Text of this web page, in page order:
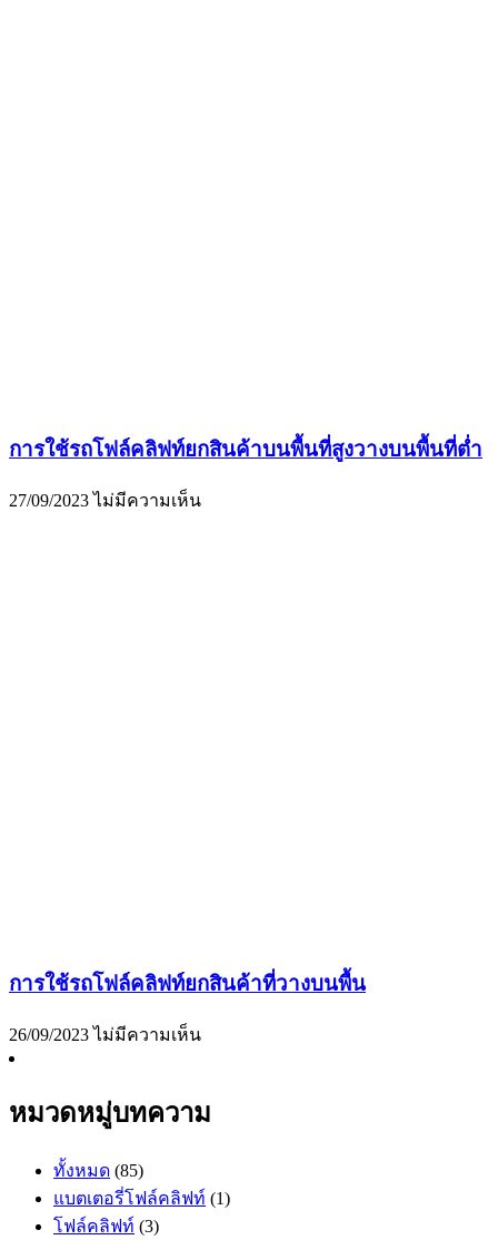
การใช้รถโฟล์คลิฟท์ยกสินค้าบนพื้นที่สูงวางบนพื้นที่ต่ำ
27/09/2023ไม่มีความเห็น
การใช้รถโฟล์คลิฟท์ยกสินค้าที่วางบนพื้น
26/09/2023ไม่มีความเห็น
หมวดหมู่บทความ
ทั้งหมด (85)
แบตเตอรี่โฟล์คลิฟท์ (1)
โฟล์คลิฟท์ (3)